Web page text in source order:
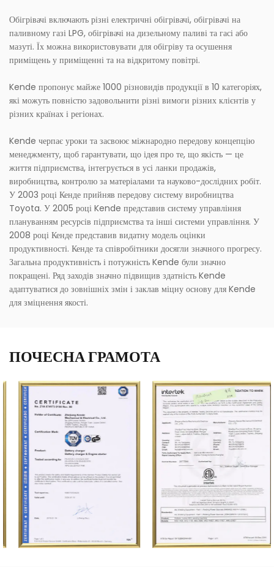
Обігрівачі включають різні електричні обігрівачі, обігрівачі на
паливному газі LPG, обігрівачі на дизельному паливі та гасі або
мазуті. Їх можна використовувати для обігріву та осушення
приміщень у приміщенні та на відкритому повітрі.
Kende пропонує майже 1000 різновидів продукції в 10 категоріях,
які можуть повністю задовольнити різні вимоги різних клієнтів у
різних країнах і регіонах.
Kende черпає уроки та засвоює міжнародно передову концепцію
менеджменту, щоб гарантувати, що ідея про те, що якість — це
життя підприємства, інтегрується в усі ланки продажів,
виробництва, контролю за матеріалами та науково-дослідних робіт.
У 2003 році Кенде прийняв передову систему виробництва
Toyota. У 2005 році Kende представив систему управління
плануванням ресурсів підприємства та інші системи управління. У
2008 році Кенде представив видатну модель оцінки
продуктивності. Кенде та співробітники досягли значного прогресу.
Загальна продуктивність і потужність Kende були значно
покращені. Ряд заходів значно підвищив здатність Kende
адаптуватися до зовнішніх змін і заклав міцну основу для Kende
для зміцнення якості.
ПОЧЕСНА ГРАМОТА